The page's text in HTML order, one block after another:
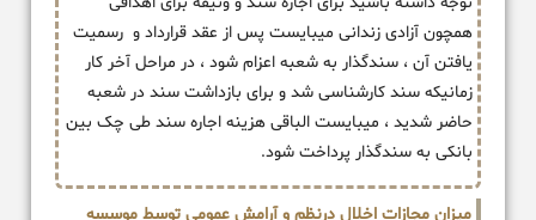
همچون آزادی زندانی میبایست پس از عقد قرارداد و رسمیت
یافتن آن ، سندگذار به شعبه اعزام شود ، در مراحل آخر کار
زمانیکه سند کارشناسی شد و برای بازداشت سند در شعبه
حاضر شدید ، میبایست الباقی هزینه اجاره سند طی چک بین
بانکی به سندگذار پرداخت شود.
میزان مجازات اخلال درنظم و آرامش عمومی توسط موسسه